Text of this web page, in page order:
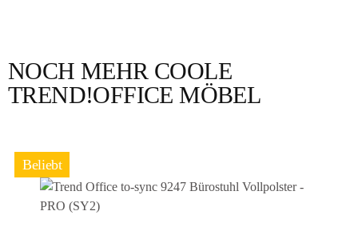
Produktgalerie überspringen
NOCH MEHR COOLE
TREND!OFFICE MÖBEL
Beliebt